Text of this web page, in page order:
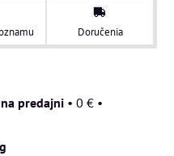
Doručenia
predajni • 0 € •